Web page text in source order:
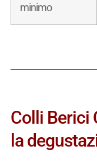
minimo
Colli Berici
la